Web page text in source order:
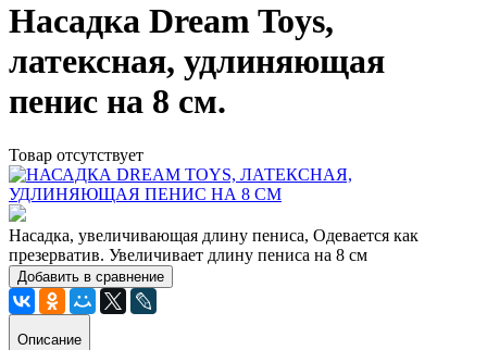
Насадка Dream Toys,
латексная, удлиняющая
пенис на 8 см.
Товар отсутствует
Насадка, увеличивающая длину пениса, Одевается как
презерватив. Увеличивает длину пениса на 8 см
Добавить в сравнение
Описание